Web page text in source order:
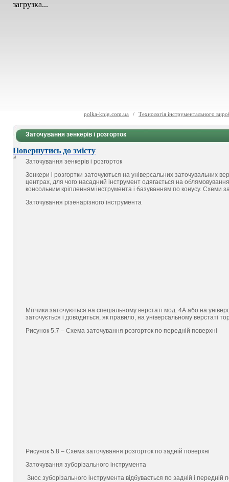
загрузка...
polka-knig.com.ua / Технологія інструментального
Заточування зенкерів і розгорток
Повернутись до змісту
Заточування зенкерів і розгорток
Зенкери і розгортки заточуються на універсальних заточувальних
центрах, для чого насадний інструмент одягається на
консольним кріпленням інструмента і базуванням по конусу. Схеми
Заточування різенарізного інструмента
Мітчики заточуються на спеціальному верстаті мод. 4А або на
заточується і доводиться, як правило, на універсальному верстаті
Рисунок 5.7 – Схема заточування розгорток по передній поверхні
Рисунок 5.8 – Схема заточування розгорток по задній поверхні
Заточування зуборізального інструмента
Знос зуборізального інструмента відбувається по задній і